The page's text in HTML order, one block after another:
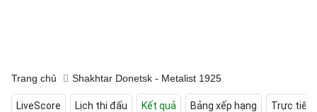
Trang chủ Shakhtar Donetsk - Metalist 1925
LiveScore Lịch thi đấu Kết quả Bảng xếp hạng Trực tiếp